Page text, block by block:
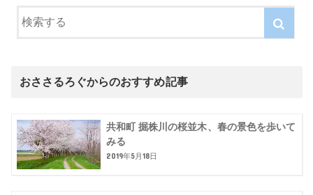
おささるろぐからのおすすめ記事
共和町 掘株川の桜並木、春の景色を歩いて
みる
2019年5月18日